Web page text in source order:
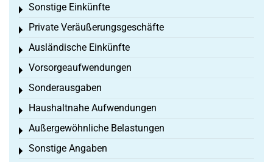
Sonstige Einkünfte
Toggle menu
Private Veräußerungsgeschäfte
Toggle menu
Ausländische Einkünfte
Toggle menu
Vorsorgeaufwendungen
Toggle menu
Sonderausgaben
Toggle menu
Haushaltnahe Aufwendungen
Toggle menu
Außergewöhnliche Belastungen
Toggle menu
Sonstige Angaben
Toggle menu